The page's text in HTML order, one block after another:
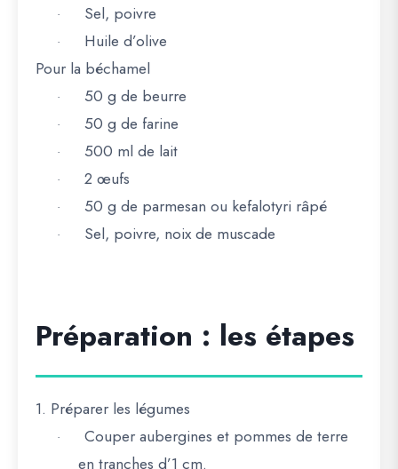
· Sel, poivre
·
Huile d’olive
Pour la béchamel
· 50 g de beurre
· 50 g de farine
· 500 ml de lait
· 2 œufs
· 50 g de parmesan ou kefalotyri râpé
· Sel, poivre, noix de muscade
Préparation : les étapes
1. Préparer les légumes
·
Couper aubergines et pommes de terre
en tranches d’1 cm.